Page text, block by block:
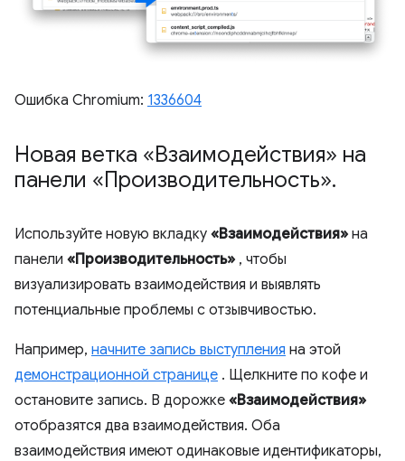
Ошибка Chromium: 1336604
Новая ветка «Взаимодействия» на
панели «Производительность».
Используйте новую вкладку «Взаимодействия» на
панели «Производительность» , чтобы
визуализировать взаимодействия и выявлять
потенциальные проблемы с отзывчивостью.
Например, начните запись выступления на этой
демонстрационной странице . Щелкните по кофе и
остановите запись. В дорожке «Взаимодействия»
отобразятся два взаимодействия. Оба
взаимодействия имеют одинаковые идентификаторы,